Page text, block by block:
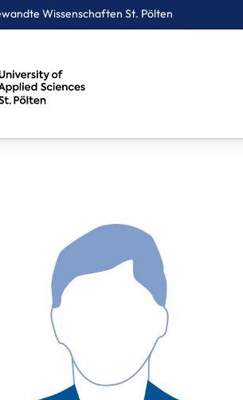
Wissenschaften St. Pölten